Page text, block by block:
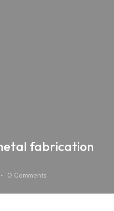
fabrication
0 Comments